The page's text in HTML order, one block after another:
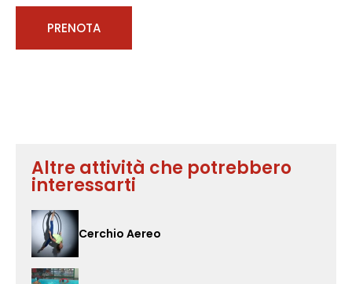
PRENOTA
Altre attività che potrebbero
interessarti
Cerchio Aereo